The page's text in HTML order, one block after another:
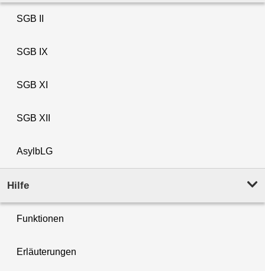
SGB II
SGB IX
SGB XI
SGB XII
AsylbLG
Hilfe
Funktionen
Erläuterungen